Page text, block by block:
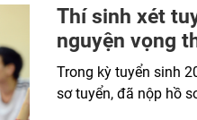
Thí sinh xét
nguyện vọng
Trong kỳ tuyển sinh
sơ tuyển, đã nộp hồ